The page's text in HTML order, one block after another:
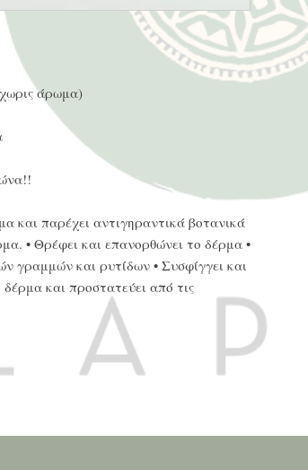
άρωμα)
και παρέχει αντιγηραντικά βοτανικά
• Θρέφει και επανορθώνει το δέρμα •
γραμμών και ρυτίδων • Συσφίγγει και
και προστατεύει από τις